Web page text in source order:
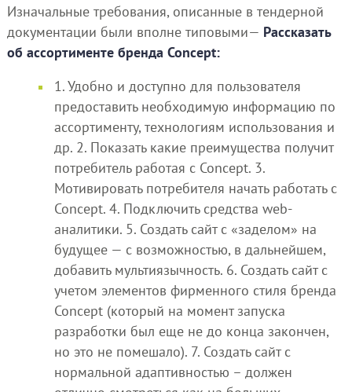
Изначальные требования, описанные в тендерной
документации были вполне типовыми— Рассказать
об ассортименте бренда Concept:
1. Удобно и доступно для пользователя
предоставить необходимую информацию по
ассортименту, технологиям использования и
др. 2. Показать какие преимущества получит
потребитель работая с Concept. 3.
Мотивировать потребителя начать работать с
Concept. 4. Подключить средства web-
аналитики. 5. Создать сайт с «заделом» на
будущее — с возможностью, в дальнейшем,
добавить мультиязычность. 6. Создать сайт с
учетом элементов фирменного стиля бренда
Concept (который на момент запуска
разработки был еще не до конца закончен,
но это не помешало). 7. Создать сайт с
нормальной адаптивностью – должен